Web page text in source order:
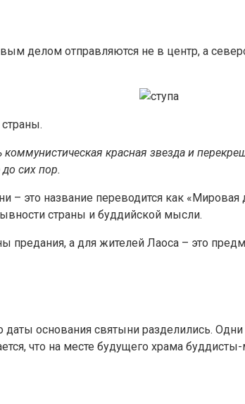
делом отправляются не в центр, а
красная звезда и
сих пор.
название переводится как «Мировая
страны и буддийской мысли.
предания, а для жителей Лаоса – это
даты основания святыни разделились.
что на месте будущего храма